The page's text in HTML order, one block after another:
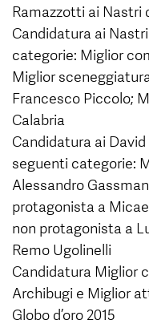
Ramazzotti ai Nastri
Candidatura ai
categorie: Miglior
Miglior
Francesco Piccolo;
Calabria
Candidatura ai
seguenti categorie:
Alessandro
protagonista a
non protagonista a
Remo Ugolinelli
Candidatura Miglior
Archibugi e Miglior
Globo d’oro 2015